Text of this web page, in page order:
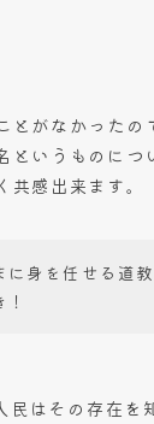
とがなかったの
というものにつ
感出来ます。
に身を任せる道
民はその存在を